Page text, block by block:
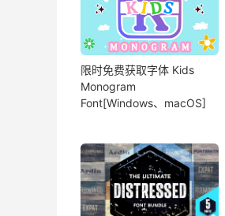
限时免费获取字体 Kids
Monogram
Font[Windows、macOS]